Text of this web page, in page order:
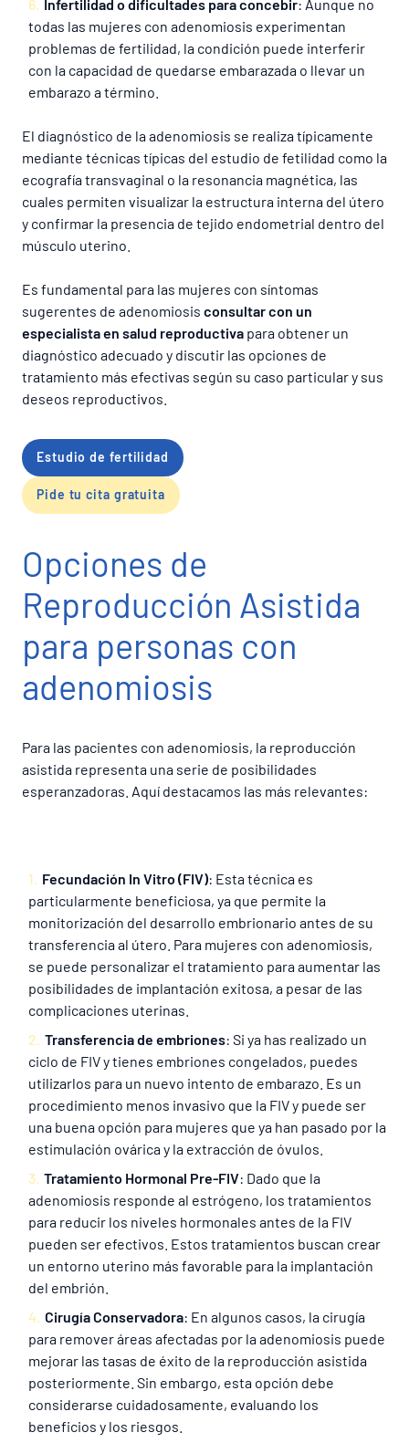
Infertilidad o dificultades para concebir: Aunque no
todas las mujeres con adenomiosis experimentan
problemas de fertilidad, la condición puede interferir
con la capacidad de quedarse embarazada o llevar un
embarazo a término.
El diagnóstico de la adenomiosis se realiza típicamente
mediante técnicas típicas del estudio de fetilidad como la
ecografía transvaginal o la resonancia magnética, las
cuales permiten visualizar la estructura interna del útero
y confirmar la presencia de tejido endometrial dentro del
músculo uterino.
Es fundamental para las mujeres con síntomas
sugerentes de adenomiosis consultar con un
especialista en salud reproductiva para obtener un
diagnóstico adecuado y discutir las opciones de
tratamiento más efectivas según su caso particular y sus
deseos reproductivos.
Estudio de fertilidad
Pide tu cita gratuita
Opciones de
Reproducción Asistida
para personas con
adenomiosis
Para las pacientes con adenomiosis, la reproducción
asistida representa una serie de posibilidades
esperanzadoras. Aquí destacamos las más relevantes:
Fecundación In Vitro (FIV): Esta técnica es
particularmente beneficiosa, ya que permite la
monitorización del desarrollo embrionario antes de su
transferencia al útero. Para mujeres con adenomiosis,
se puede personalizar el tratamiento para aumentar las
posibilidades de implantación exitosa, a pesar de las
complicaciones uterinas.
Transferencia de embriones: Si ya has realizado un
ciclo de FIV y tienes embriones congelados, puedes
utilizarlos para un nuevo intento de embarazo. Es un
procedimiento menos invasivo que la FIV y puede ser
una buena opción para mujeres que ya han pasado por la
estimulación ovárica y la extracción de óvulos.
Tratamiento Hormonal Pre-FIV: Dado que la
adenomiosis responde al estrógeno, los tratamientos
para reducir los niveles hormonales antes de la FIV
pueden ser efectivos. Estos tratamientos buscan crear
un entorno uterino más favorable para la implantación
del embrión.
Cirugía Conservadora: En algunos casos, la cirugía
para remover áreas afectadas por la adenomiosis puede
mejorar las tasas de éxito de la reproducción asistida
posteriormente. Sin embargo, esta opción debe
considerarse cuidadosamente, evaluando los
beneficios y los riesgos.